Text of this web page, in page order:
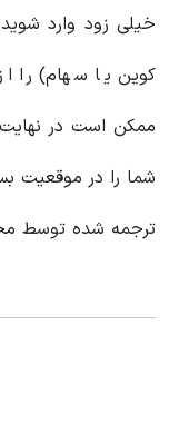
خیلی زود وارد
کوین یا سهام) را
ممکن است در نهایت
شما را در موقعیت
ترجمه شده توسط